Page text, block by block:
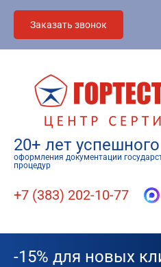
Заказать звонок
20+ лет успешного
оформления документации
процедур
+7 (383) 202-10-77
-15% для новых